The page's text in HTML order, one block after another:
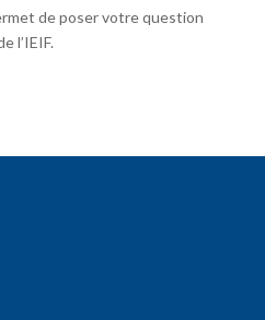
de poser votre question
l’IEIF.